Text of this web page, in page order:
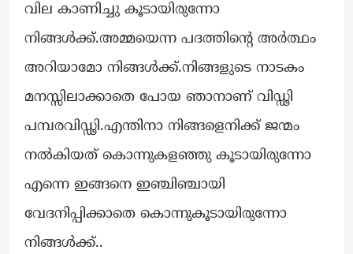
വില കാണിച്ചു കൂടായിരുന്നോ
നിങ്ങൾക്ക്.അമ്മയെന്ന പദത്തിന്റെ അർത്ഥം
അറിയാമോ നിങ്ങൾക്ക്.നിങ്ങളുടെ നാടകം
മനസ്സിലാക്കാതെ പോയ ഞാനാണ് വിഡ്ഢി
പമ്പരവിഡ്ഢി.എന്തിനാ നിങ്ങളെനിക്ക് ജന്മം
നൽകിയത് കൊന്നുകളഞ്ഞു കൂടായിരുന്നോ
എന്നെ ഇങ്ങനെ ഇഞ്ചിഞ്ചായി
വേദനിപ്പിക്കാതെ കൊന്നുകൂടായിരുന്നോ
നിങ്ങൾക്ക്..